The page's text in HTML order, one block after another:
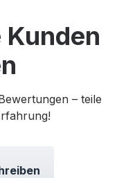
Kunden
– teile